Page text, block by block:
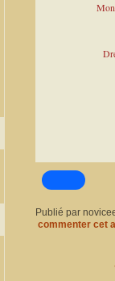
Publié par
commenter cet